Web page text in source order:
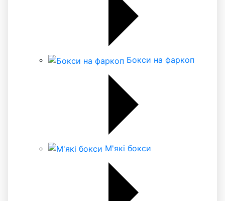
Бокси на фаркоп
М'які бокси